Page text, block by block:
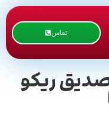
تماس
ریکو